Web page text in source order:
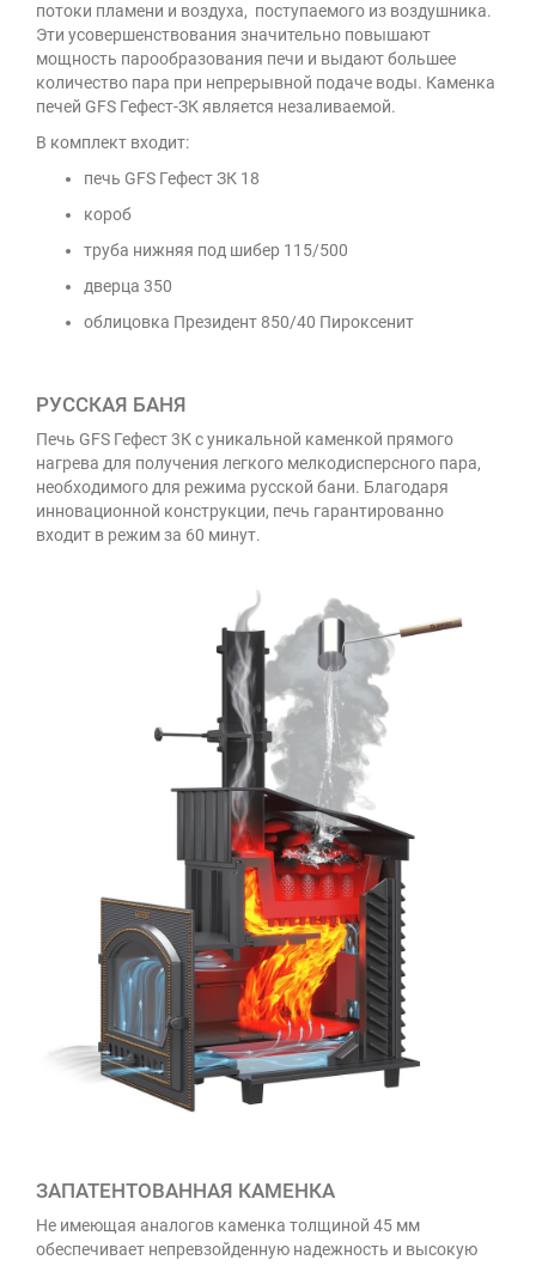
потоки пламени и воздуха, поступаемого из воздушника.
Эти усовершенствования значительно повышают
мощность парообразования печи и выдают большее
количество пара при непрерывной подаче воды. Каменка
печей GFS Гефест-ЗК является незаливаемой.
В комплект входит:
печь GFS Гефест ЗК 18
короб
труба нижняя под шибер 115/500
дверца 350
облицовка Президент 850/40 Пироксенит
РУССКАЯ БАНЯ
Печь GFS Гефест 3К с уникальной каменкой прямого
нагрева для получения легкого мелкодисперсного пара,
необходимого для режима русской бани. Благодаря
инновационной конструкции, печь гарантированно
входит в режим за 60 минут.
ЗАПАТЕНТОВАННАЯ КАМЕНКА
Не имеющая аналогов каменка толщиной 45 мм
обеспечивает непревзойденную надежность и высокую